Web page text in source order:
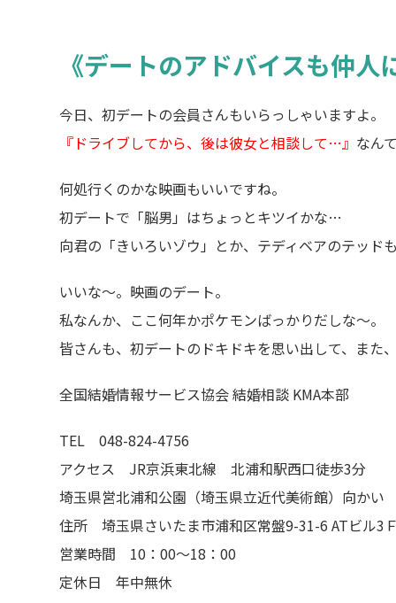
《デートのアドバイスも仲人
今日、初デートの会員さんもいらっしゃいますよ。
『ドライブしてから、後は彼女と相談して…』 なん
何処行くのかな映画もいいですね。
初デートで「脳男」はちょっとキツイかな…
向君の「きいろいゾウ」とか、テディベアのテッド
いいな～。映画のデート。
私なんか、ここ何年かポケモンばっかりだしな～。
皆さんも、初デートのドキドキを思い出して、また
全国結婚情報サービス協会 結婚相談 KMA本部
TEL 048-824-4756
アクセス JR京浜東北線 北浦和駅西口徒歩3分
埼玉県営北浦和公園（埼玉県立近代美術館）向かい
住所 埼玉県さいたま市浦和区常盤9-31-6 ATビル3Ｆ
営業時間 10：00～18：00
定休日 年中無休